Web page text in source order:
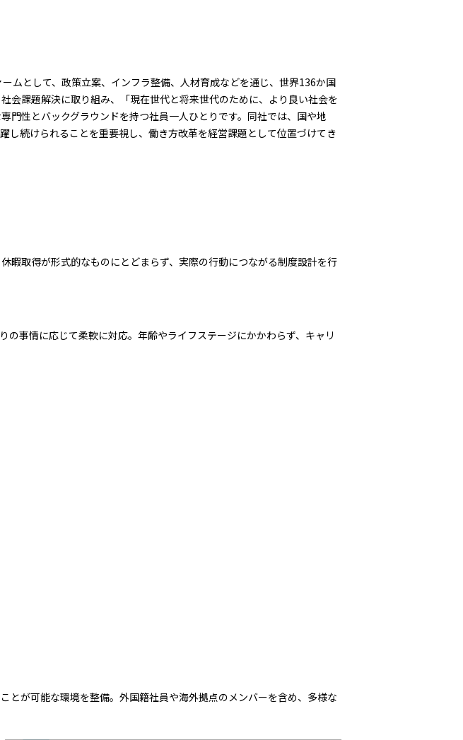
ムとして、政策立案、インフラ整備、人材育成などを通じ、世界136か国
会課題解決に取り組み、「現在世代と将来世代のために、より良い社会を
門性とバックグラウンドを持つ社員一人ひとりです。同社では、国や地
続けられることを重要視し、働き方改革を経営課題として位置づけてき
暇取得が形式的なものにとどまらず、実際の行動につながる制度設計を行
事情に応じて柔軟に対応。年齢やライフステージにかかわらず、キャリ
とが可能な環境を整備。外国籍社員や海外拠点のメンバーを含め、多様な